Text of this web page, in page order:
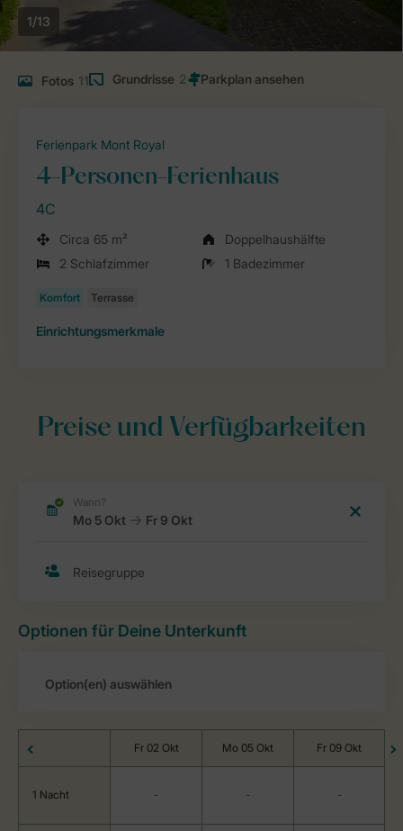
1/13
Fotos 11 Grundrisse 2
Ferienpark Mont Royal
4-Personen-Ferienhaus
4C
Circa 65 m²
Doppelhaushälfte
2 Schlafzimmer
1 Badezimmer
Einrichtungsmerkmale
Preise und Verfügbarkeiten
Optionen für Deine Unterkunft
Fr 02 Okt Mo 05 Okt Fr 09 Okt
1 Nacht - - -